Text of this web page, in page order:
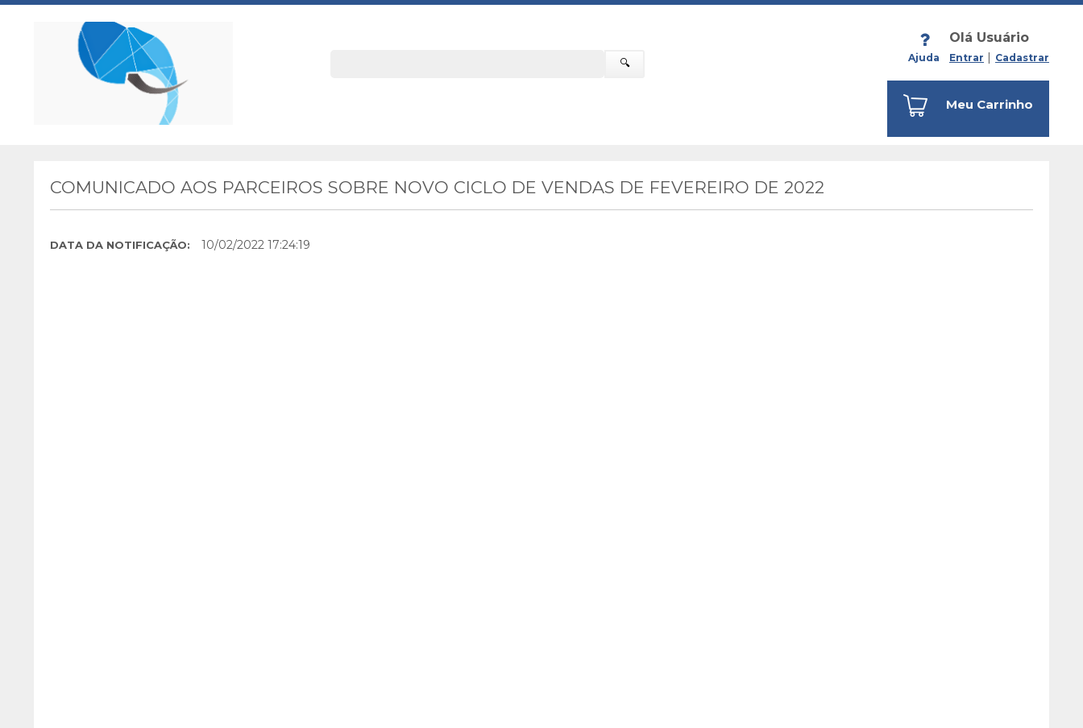
🔍 Ajuda
Olá Usuário
Entrar Cadastrar
Meu Carrinho
COMUNICADO AOS PARCEIROS SOBRE NOVO CICLO DE VENDAS DE FEVEREIRO DE 2022
DATA DA NOTIFICAÇÃO: 10/02/2022 17:24:19